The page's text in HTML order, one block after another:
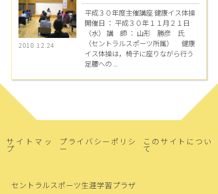
2018.12.24
平成３０年度主催講座 健康イス体操
開催日 ： 平成３０年１１月２１日
（水） 講 師 ： 山形 勝彦 氏
（セントラルスポーツ所属） 健康
イス体操は，椅子に座りながら行う
足腰への ...
サイトマッ
プ
プライバシーポリシ
ー
このサイトについ
て
セントラルスポーツ生涯学習プラザ